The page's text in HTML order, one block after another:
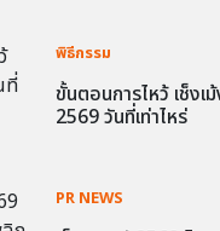
พิธีกรรม
ขั้นตอนการไหว้ เช็งเ
2569 วันที่เท่าไหร่
PR NEWS